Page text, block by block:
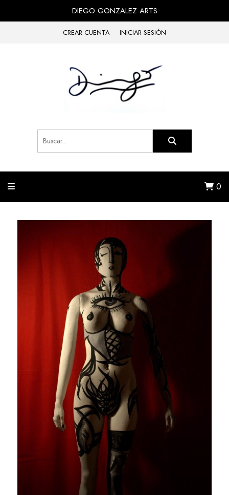
DIEGO GONZALEZ ARTS
CREAR CUENTA INICIAR SESIÓN
0